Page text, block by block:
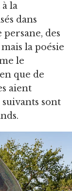
la
dans
des
la poésie
le
que de
aient
sont